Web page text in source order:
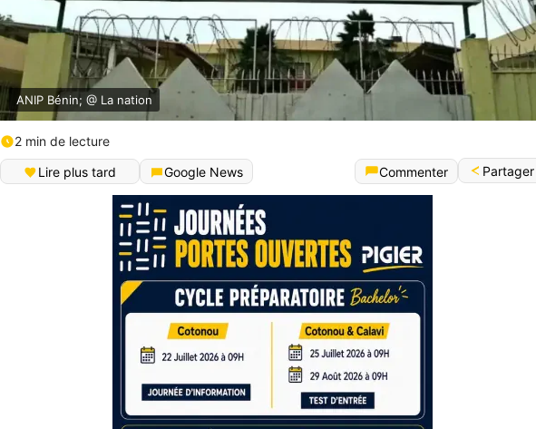
ANIP Bénin; @ La nation
2 min de lecture
Lire plus tard
Google News Commenter Partager